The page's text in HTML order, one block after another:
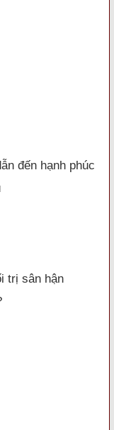
đến hạnh phúc
trị sân hận